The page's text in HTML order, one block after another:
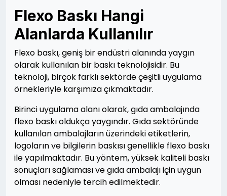
Flexo Baskı Hangi
Alanlarda Kullanılır
Flexo baskı, geniş bir endüstri alanında yaygın
olarak kullanılan bir baskı teknolojisidir. Bu
teknoloji, birçok farklı sektörde çeşitli uygulama
örnekleriyle karşımıza çıkmaktadır.
Birinci uygulama alanı olarak, gıda ambalajında
flexo baskı oldukça yaygındır. Gıda sektöründe
kullanılan ambalajların üzerindeki etiketlerin,
logoların ve bilgilerin baskısı genellikle flexo baskı
ile yapılmaktadır. Bu yöntem, yüksek kaliteli baskı
sonuçları sağlaması ve gıda ambalajı için uygun
olması nedeniyle tercih edilmektedir.